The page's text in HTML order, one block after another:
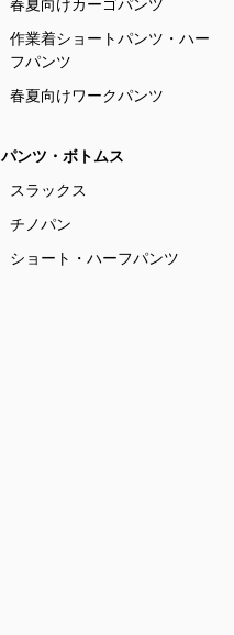
春夏向けカーゴパンツ
作業着ショートパンツ・ハー
フパンツ
春夏向けワークパンツ
パンツ・ボトムス
スラックス
チノパン
ショート・ハーフパンツ